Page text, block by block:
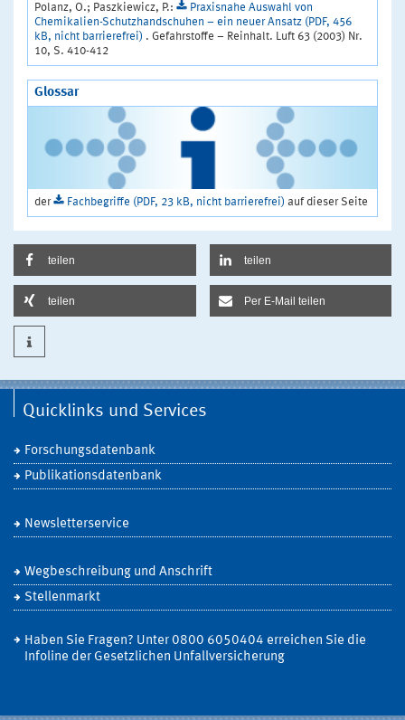
Polanz, O.; Paszkiewicz, P.:
Praxisnahe Auswahl von
Chemikalien-Schutzhandschuhen – ein neuer Ansatz (PDF, 456
kB, nicht barrierefrei) . Gefahrstoffe – Reinhalt. Luft 63 (2003) Nr.
10, S. 410-412
Glossar
der Fachbegriffe (PDF, 23 kB, nicht barrierefrei) auf dieser Seite
teilen teilen
teilen Per E-Mail teilen
Quicklinks und Services
Forschungsdatenbank
Publikationsdatenbank
Newsletterservice
Wegbeschreibung und Anschrift
Stellenmarkt
Haben Sie Fragen? Unter 0800 6050404 erreichen Sie die
Infoline der Gesetzlichen Unfallversicherung